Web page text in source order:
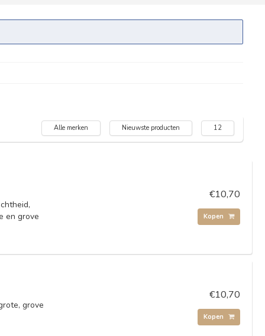
Alle merken Nieuwste producten 12
en grove
€10,70
Kopen
grove
€10,70
Kopen